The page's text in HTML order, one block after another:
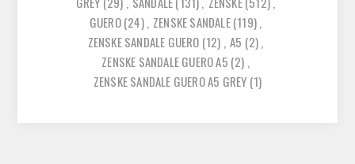
GUERO(24), ZENSKE SANDALE(119),
ZENSKE SANDALE GUERO (12) , A5 (2),
ZENSKE SANDALE GUERO A5 (2) ,
ZENSKE SANDALE GUERO A5 GREY (1)